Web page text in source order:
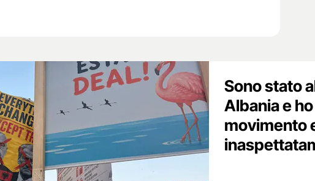
Sono stato
Albania e
movimento